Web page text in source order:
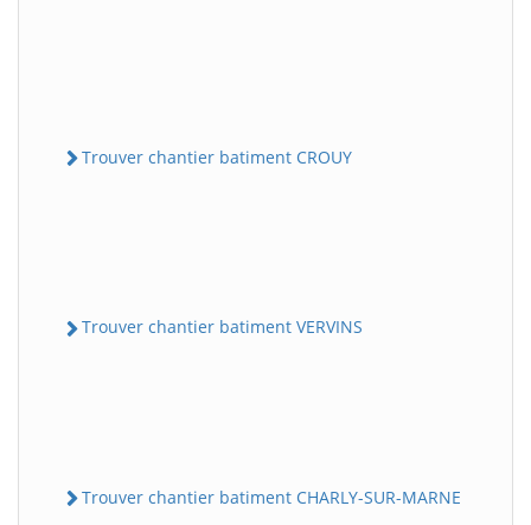
Trouver chantier batiment CROUY
Trouver chantier batiment VERVINS
Trouver chantier batiment CHARLY-SUR-MARNE